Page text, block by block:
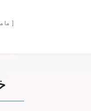
[ ما صفحات ]